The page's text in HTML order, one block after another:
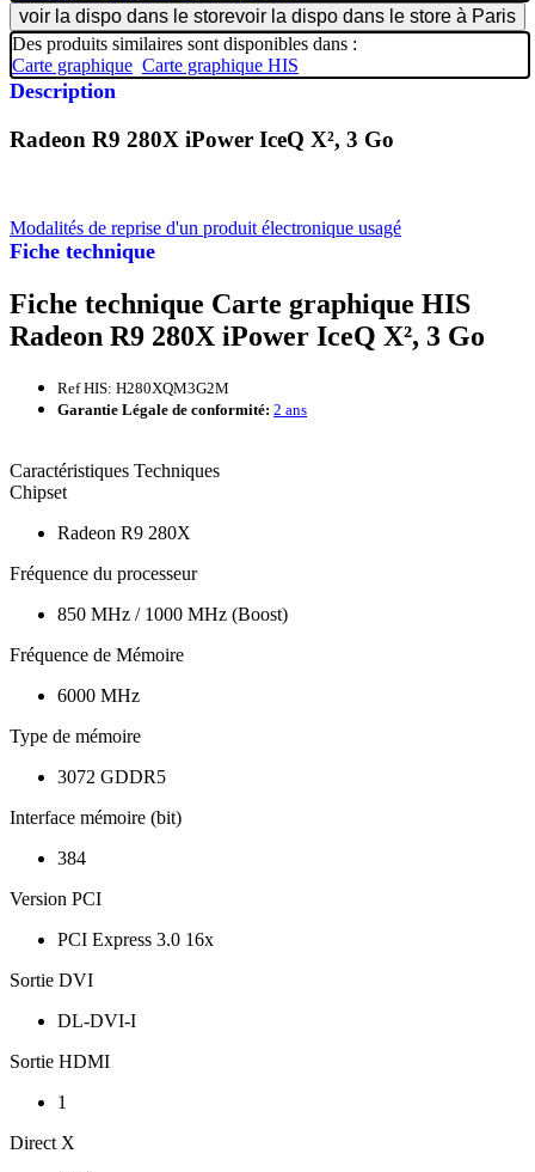
voir la dispo dans le storevoir la dispo dans le store à Paris
Des produits similaires sont disponibles dans :
Carte graphique Carte graphique HIS
Description
Fiche technique
Radeon R9 280X iPower IceQ X², 3 Go
Modalités de reprise d'un produit électronique usagé
Fiche technique Carte graphique HIS
Radeon R9 280X iPower IceQ X², 3 Go
Ref HIS: H280XQM3G2M
Garantie Légale de conformité: 2 ans
Caractéristiques Techniques
Chipset
Radeon R9 280X
Fréquence du processeur
850 MHz / 1000 MHz (Boost)
Fréquence de Mémoire
6000 MHz
Type de mémoire
3072 GDDR5
Interface mémoire (bit)
384
Version PCI
PCI Express 3.0 16x
Sortie DVI
DL-DVI-I
Sortie HDMI
1
Direct X